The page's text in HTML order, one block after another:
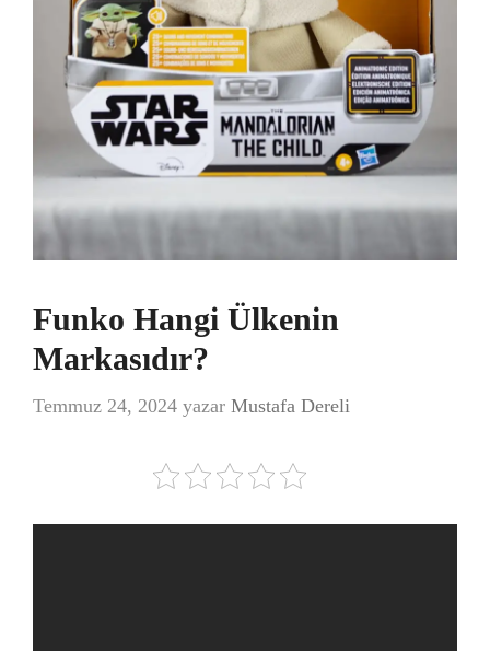
Funko Hangi Ülkenin
Markasıdır?
Temmuz 24, 2024 yazar Mustafa Dereli